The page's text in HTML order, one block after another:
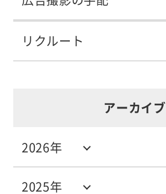
リクルート
アーカイブ
2025年
2026年